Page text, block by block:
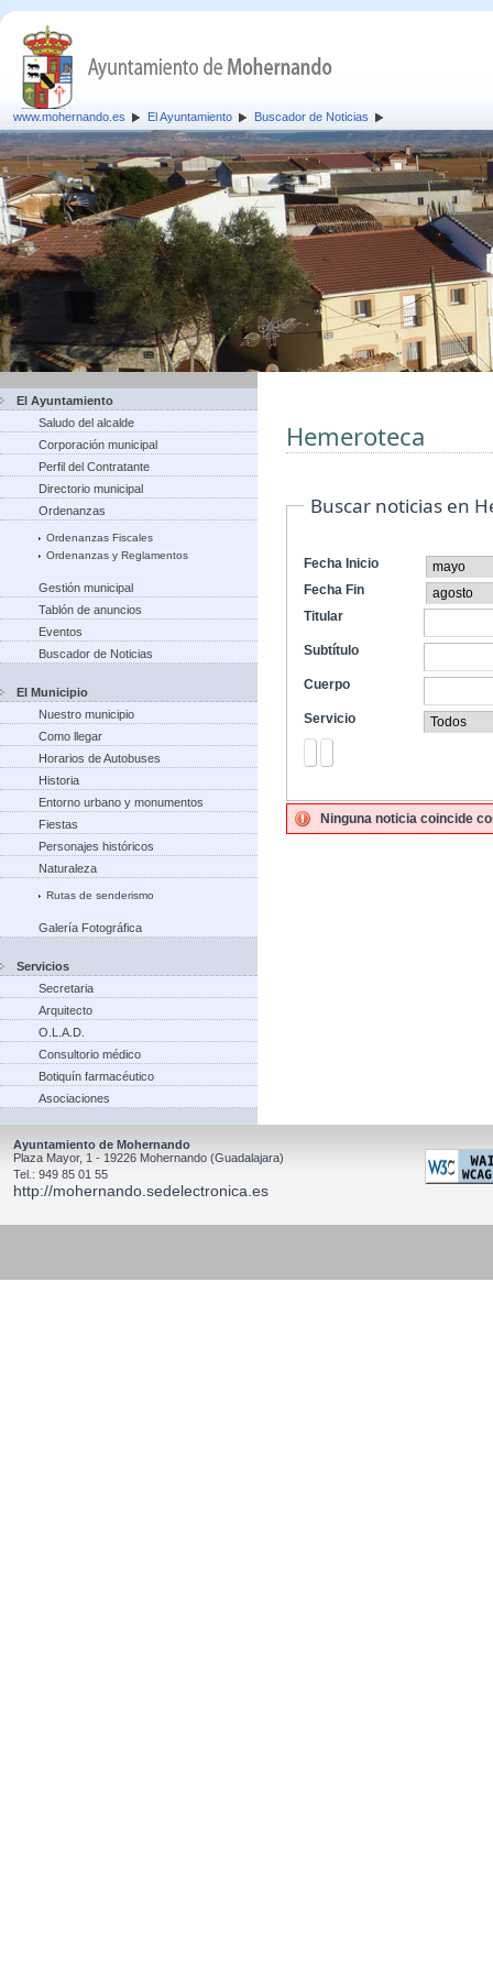
www.mohernando.es El Ayuntamiento Buscador de Noticias
El Ayuntamiento
Saludo del alcalde
Corporación municipal
Perfil del Contratante
Directorio municipal
Ordenanzas
Ordenanzas Fiscales
Ordenanzas y Reglamentos
Gestión municipal
Tablón de anuncios
Eventos
Buscador de Noticias
El Municipio
Nuestro municipio
Como llegar
Horarios de Autobuses
Historia
Entorno urbano y monumentos
Fiestas
Personajes históricos
Naturaleza
Rutas de senderismo
Galería Fotográfica
Servicios
Secretaria
Arquitecto
O.L.A.D.
Consultorio médico
Botiquín farmacéutico
Asociaciones
Hemeroteca
Buscar noticias en
Fecha Inicio
Fecha Fin
Titular
Subtítulo
Cuerpo
Servicio
Ninguna noticia coincide
Ayuntamiento de Mohernando
Plaza Mayor, 1 - 19226 Mohernando (Guadalajara)
Tel.: 949 85 01 55
http://mohernando.sedelectronica.es